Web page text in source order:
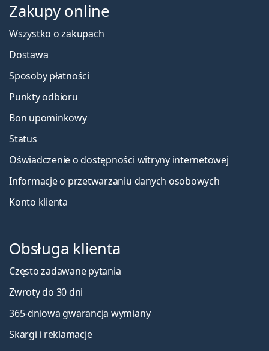
Zakupy online
Wszystko o zakupach
Dostawa
Sposoby płatności
Punkty odbioru
Bon upominkowy
Status
Oświadczenie o dostępności witryny internetowej
Informacje o przetwarzaniu danych osobowych
Konto klienta
Obsługa klienta
Często zadawane pytania
Zwroty do 30 dni
365-dniowa gwarancja wymiany
Skargi i reklamacje